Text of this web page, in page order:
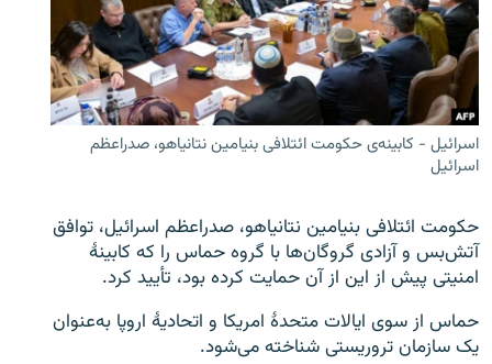
'کووید-۱۹'
تماس
صفحه پشتو
Azadi English
به ما بپیوندید
همۀ سایت‌های رادیو آزادی/ رادیو اروپای آزاد
اسرائیل - کابینه‌ی حکومت ائتلافی بنیامین نتانیاهو، صدراعظم
اسرائیل
حکومت ائتلافی بنیامین نتانیاهو، صدراعظم اسرائیل، توافق
آتش‌بس و آزادی گروگان‌ها با گروه حماس را که کابینۀ
امنیتی پیش از این از آن حمایت کرده بود، تأیید کرد.
حماس از سوی ایالات متحدۀ امریکا و اتحادیۀ اروپا به‌عنوان
یک سازمان تروریستی شناخته می‌شود.